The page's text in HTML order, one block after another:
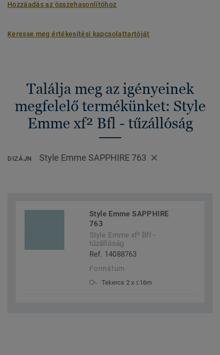
Hozzáadás az összehasonlítóhoz
Keresse meg értékesítési kapcsolattartóját
Találja meg az igényeinek
megfelelő termékünket: Style
Emme xf² Bfl - tűzállóság
DIZÁJN Style Emme SAPPHIRE 763
Style Emme SAPPHIRE
763
Style Emme xf² Bfl -
tűzállóság
Ref. 14088763
Formátum
Tekercs 2 x ≤16m